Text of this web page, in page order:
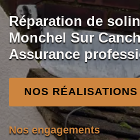
Réparation de
Monchel Sur
Assurance
NOS RÉALISATIONS
Nos engagements